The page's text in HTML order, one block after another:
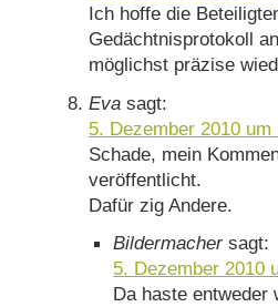
Ich hoffe die
Gedächtnisprotokoll
möglichst präzise
Eva sagt:
5. Dezember 2010 um
Schade, mein
veröffentlicht.
Dafür zig Andere.
Bildermacher sagt:
5. Dezember 2010
Da haste entweder